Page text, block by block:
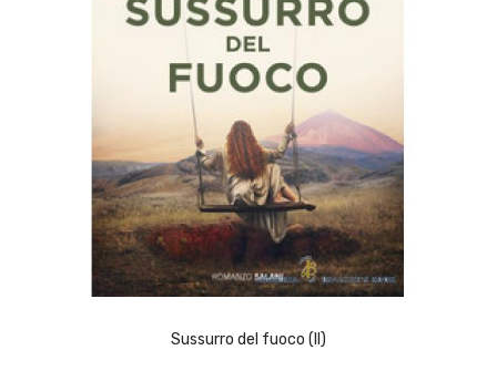
Sussurro del fuoco (Il)
ACQUISTA